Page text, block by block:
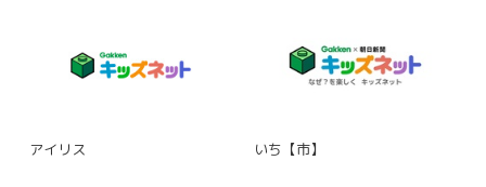
アイリス いち【市】